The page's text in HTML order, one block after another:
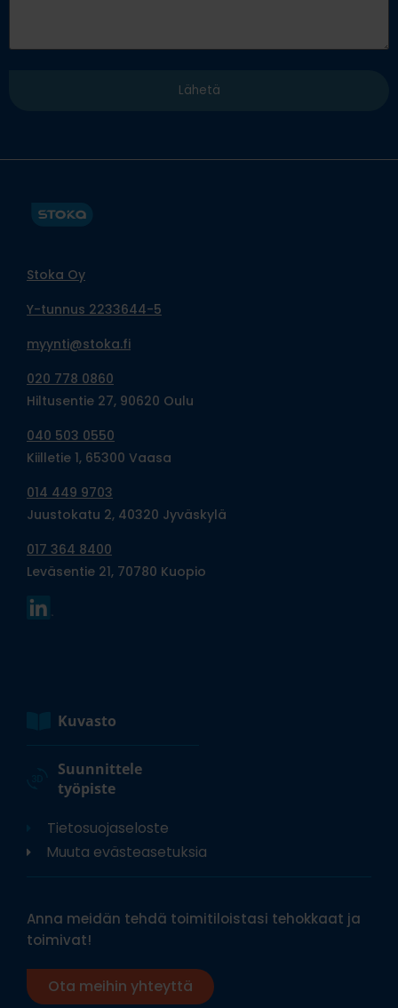
Stoka Oy
Y-tunnus 2233644-5
myynti@stoka.fi
020 778 0860
Hiltusentie 27, 90620 Oulu
040 503 0550
Kiilletie 1, 65300 Vaasa
014 449 9703
Juustokatu 2, 40320 Jyväskylä
017 364 8400
Leväsentie 21, 70780 Kuopio
Kuvasto
Suunnittele
työpiste
Tietosuojaseloste
Muuta evästeasetuksia
Anna meidän tehdä toimitiloistasi tehokkaat ja
toimivat!
Ota meihin yhteyttä